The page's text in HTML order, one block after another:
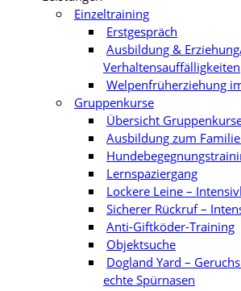
Einzeltraining
Erstgespräch
Ausbildung &
Verhaltensauffälligkeiten
Welpenfrüherziehung
Gruppenkurse
Übersicht
Ausbildung zum
Lernspaziergang
Lockere Leine –
Sicherer Rückruf –
Anti-Giftköder-Training
Objektsuche
Dogland Yard –
echte Spürnasen